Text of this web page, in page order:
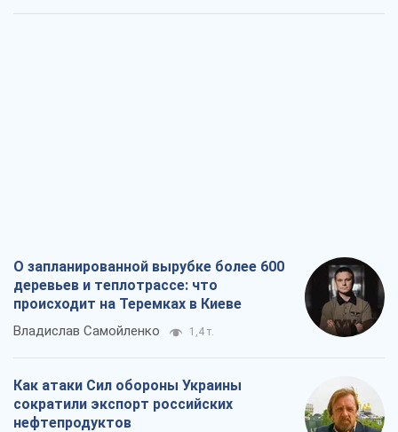
О запланированной вырубке более 600
деревьев и теплотрассе: что
происходит на Теремках в Киеве
Владислав Самойленко 1,4 т.
Как атаки Сил обороны Украины
сократили экспорт российских
нефтепродуктов